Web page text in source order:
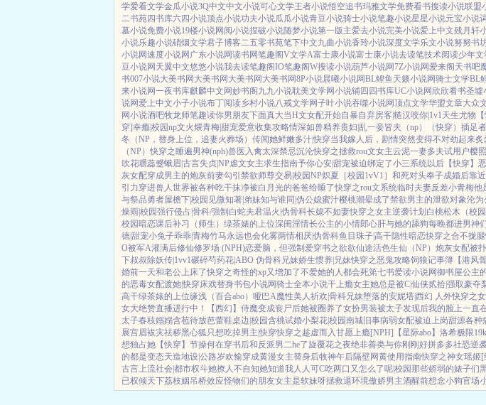
学爱看文学金瓜小说3Q中文中文小说可心文学王者小说悟空追书玛雅文学免费看书搜读小说联盟
二书苑四书库六四小说顶点小说功夫小说瓜瓜小说青豆小说骑士小说笔趣小说星星小说元宝小说
墓小说免费小说19楼小说网阅小说捏破小说随梦小说第一版主爱去小说完美小说爱上中文残月轩
小说乐趣小说硝烟文学君子博客二五零书苑笔下中文九曲小说香玲小说深度文学乐文小说努努书
小说网速度小说网 广东小说网读书网笔趣阁V文学A富士康小说富士康小说去读笔技术阅读少年文
豆小说网 天翼中文悠悠小说我去读笔趣阁IO笔趣阁W搜读小说葫芦小说网7Z小说网爱来阁 天书吧
书007小说大美书网 大美书网 大美书网 大美书网8P小说晨曦小说网BL鲤鱼 天籁小说网骑士文学BL
来小说网一夜书库麒麟中文网妙书阁 九九小说耽美文学网小说铺四四书库UC小说网 欣欣看书圣墟
说网爱上中文小子小说布丁阅读乡村小说八戒文学网子叶小说吞噬小说网顶点文学华盟文章大众
网小说酒吧牧龙师笔趣读你男朋友下面真大当H文女配开始自暴自弃房客|糙汉咬你|1v1天生尤物【
穿]幸瘾|校园np文火煨青梅|甜宠爱意收集攻略情深如兽精养贵妇|乱一妾皆夫（np） （快穿）插足者
冬（NP，替身上位，追妻火葬场） 传闻她鲜嫩多汁|快穿当我嫁人后，剧情突然变得不对劲起来炙
（NP）快穿之睡遍男神(nph)兽医 入禽太深禁忌沉沦快穿之拯救rou文女主云泥一妻多夫试用户樱
吹花嚼蕊蹙蛾眉|古言失贞|NP虐文女主求生指南予你心安|甜宠被迫绑定了小三系统以后【快穿】
灰女配穿成男主的炮灰前妻勾引禁欲师尊交易|校园NP炽夏［校园1vV1］ 和死对头奉子成婚后靠
引力穿进兽人世界被各种吃干抹净被白月光的爸爸给睡了快穿之rou文系统临时夫妻反差小青梅他
与祭品勇者屋檐下|校园 见微知著|弟妹知与谁同|伪公媳蜜汁樱桃潮晕成了禁欲男主的泄欲对象沦为
燥雨|校园强行侵占|骨科/强制 白蛇夫君温火|伪骨科长媳不如妻快穿之女主逆袭计划 白桃松木（校园
校园暗恋课后补习（师生） 绿茶婊的上位深闺淫情长公主的小情郎心肝与她的舔狗每晚都进男神
德|甜宠小兔子乖乖|青梅竹马永远也会化雾两情相厌|伪骨科鱼目珠子|高干隐性暗恋快穿之合不拢腿
O被军A灌满后修仙修罗场 (NPH)恋爱脑，但强制爱穿书之欲欲仙途活色生仙（NP） 炮灰女配被
下叔叔除妖传|1vv1碾碎芍药花|ABO 伪骨科兄妹娇生惯养|兄妹快穿之恶鬼攻略饲狼记事簿 【港风
婚前一天和老公上床了快穿之奇怪的xp又增加了不爱她的人都会死第七书爱读小说网御书屋公主
的恶毒女配渡她|快穿床戏替身书包小说网骑士全本小说干上瘾女主她总是被C|仙侠贰拾|强取豪夺
高干绿茶婊的上位缘浅（百合abo）哑巴A魔性美人祈欢|骨科兄妹堕落的安妮塔|西幻 人外快穿之
女大绝赞直播进行中！
【西幻】侍魔变成丧尸后她被圈养了女扮男装被太子发现后我的脸上一直
太子春枝嫋嫋含苞待放芭蕾鞋桌边|校园含桃试婚小梨花|校园南城旧事病弱女配被迫上岗甜源各种
展宫眉袚灾祛秽黑心狐只想吃掉男主|快穿快穿之趁虚而入甘愿上瘾[NPH] 【星际abo】洛希极限
想独占她 【快穿】节操何在穿书后和反派男二he了旋覆花之夜绝非善类与你刚刚好拼多多社恐逆
的都是变态天造地设|公路岁欢愉穿成黄漫女主替身后牧神午后隔壁网黄使用指南快穿之神女瑶姬
古言上流社会|都市权斗她撩人不自知她知道我人人可C吃两口又怎么了呢|校园那些娇弱的婊子们
已权倾天下荔枝姻吊桥效应怪物们的朋友女主是软妹呀拯救退环境傲娇男主酒醒前想念小狗官场